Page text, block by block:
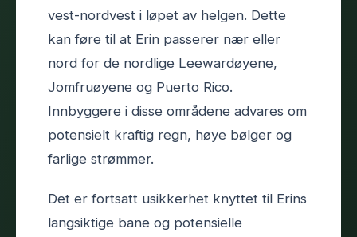
vest-nordvest i løpet av helgen. Dette
kan føre til at Erin passerer nær eller
nord for de nordlige Leewardøyene,
Jomfruøyene og Puerto Rico.
Innbyggere i disse områdene advares om
potensielt kraftig regn, høye bølger og
farlige strømmer.
Det er fortsatt usikkerhet knyttet til Erins
langsiktige bane og potensielle